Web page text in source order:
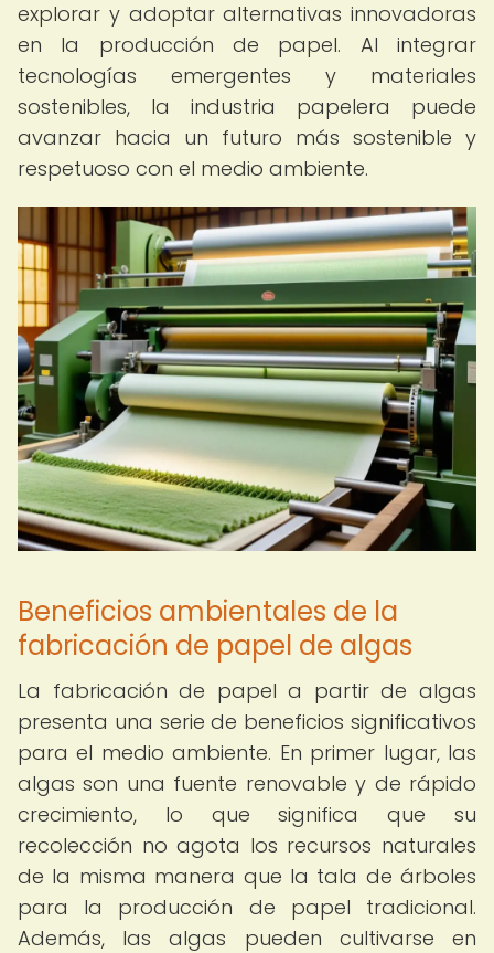
explorar y adoptar alternativas innovadoras
en la producción de papel. Al integrar
tecnologías emergentes y materiales
sostenibles, la industria papelera puede
avanzar hacia un futuro más sostenible y
respetuoso con el medio ambiente.
Beneficios ambientales de la
fabricación de papel de algas
La fabricación de papel a partir de algas
presenta una serie de beneficios significativos
para el medio ambiente. En primer lugar, las
algas son una fuente renovable y de rápido
crecimiento, lo que significa que su
recolección no agota los recursos naturales
de la misma manera que la tala de árboles
para la producción de papel tradicional.
Además, las algas pueden cultivarse en